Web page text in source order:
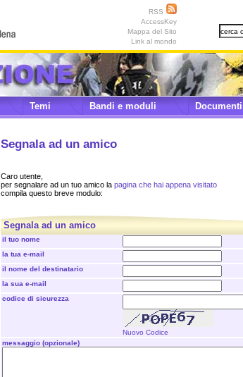
RSS
AccessKey
Mappa del Sito
Link al mondo
Temi Bandi e moduli Documenti
Segnala ad un amico
Caro utente,
per segnalare ad un tuo amico la pagina che hai appena visitato
compila questo breve modulo:
Segnala ad un amico
il tuo nome
la tua e-mail
il nome del destinatario
la sua e-mail
codice di sicurezza
Nuovo Codice
messaggio (opzionale)